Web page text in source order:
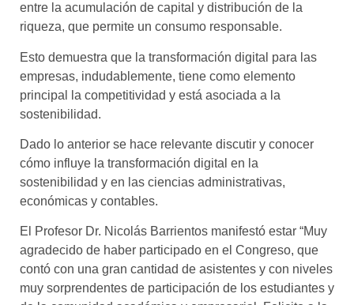
entre la acumulación de capital y distribución de la
riqueza, que permite un consumo responsable.
Esto demuestra que la transformación digital para las
empresas, indudablemente, tiene como elemento
principal la competitividad y está asociada a la
sostenibilidad.
Dado lo anterior se hace relevante discutir y conocer
cómo influye la transformación digital en la
sostenibilidad y en las ciencias administrativas,
económicas y contables.
El Profesor Dr. Nicolás Barrientos manifestó estar “Muy
agradecido de haber participado en el Congreso, que
contó con una gran cantidad de asistentes y con niveles
muy sorprendentes de participación de los estudiantes y